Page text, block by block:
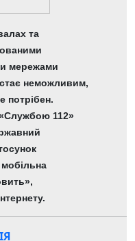
та
мережами
неможливим,
потрібен.
«Службою 112»
мобільна